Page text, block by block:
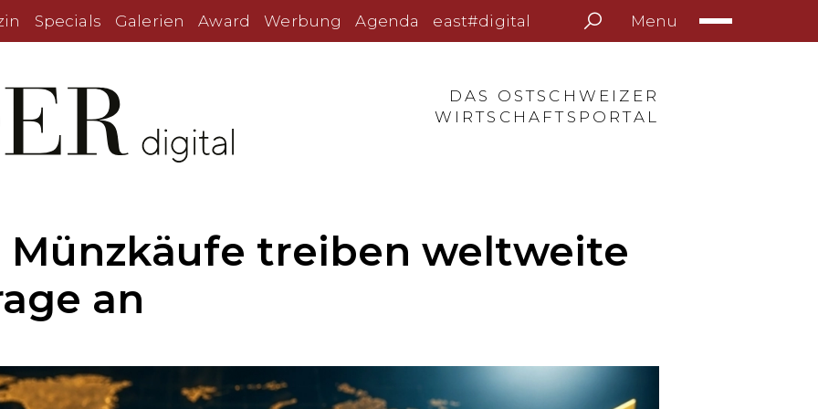
Specials Galerien Award Werbung Agenda east#digital Menu
DAS OSTSCHWEIZER
WIRTSCHAFTSPORTAL
Münzkäufe treiben weltweite
an